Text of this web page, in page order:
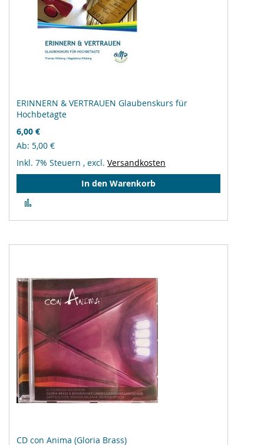
ERINNERN & VERTRAUEN Glaubenskurs für
Hochbetagte
6,00 €
Ab 5,00 €
Inkl. 7% Steuern , excl. Versandkosten
In den Warenkorb
hinzufügen
CD con Anima (Gloria Brass)